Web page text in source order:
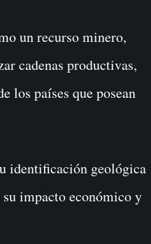
un recurso minero,
cadenas productivas,
los países que posean
identificación geológica
impacto económico y